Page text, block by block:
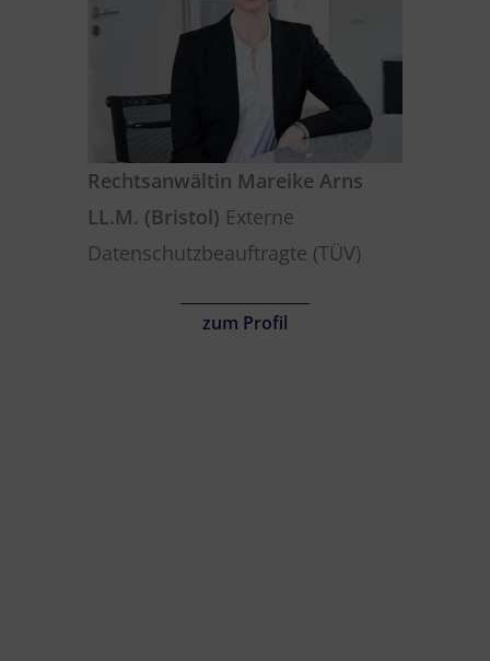
Rechtsanwältin Mareike Arns
LL.M. (Bristol) Externe
Datenschutzbeauftragte (TÜV)
zum Profil